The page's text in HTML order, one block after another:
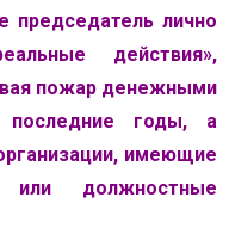
председатель лично
действия»,
пожар денежными
последние годы, а
имеющие
или должностные